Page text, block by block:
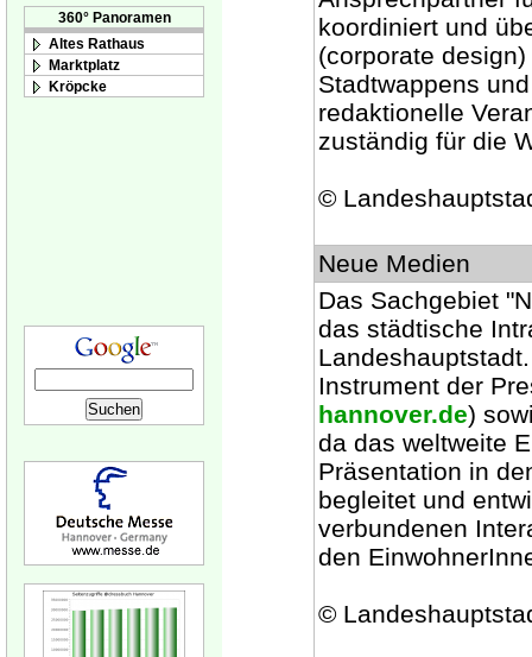
360° Panoramen
Altes Rathaus
Marktplatz
Kröpcke
koordiniert und
(corporate
Stadtwappens
redaktionelle
zuständig für die
©
Neue Medien
Das Sachgebiet
das städtische
Instrument der
hannover.de)
da das weltweite
Präsentation in
begleitet und
verbundenen
den
©